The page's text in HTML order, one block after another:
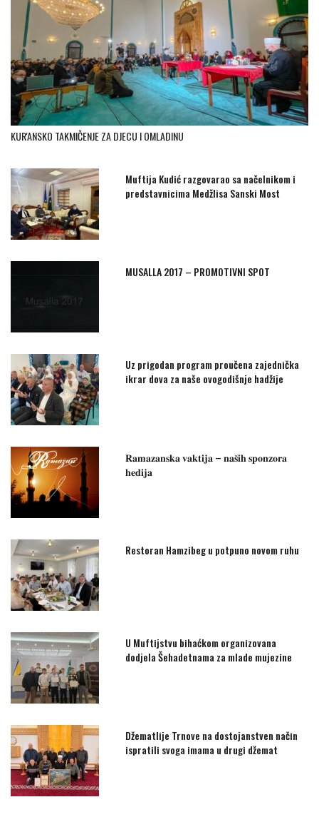
KUR'ANSKO TAKMIČENJE ZA DJECU I OMLADINU
Muftija Kudić razgovarao sa načelnikom i
predstavnicima Medžlisa Sanski Most
MUSALLA 2017 – PROMOTIVNI SPOT
Uz prigodan program proučena zajednička
ikrar dova za naše ovogodišnje hadžije
𝐑𝐚𝐦𝐚𝐳𝐚𝐧𝐬𝐤𝐚 𝐯𝐚𝐤𝐭𝐢𝐣𝐚 – 𝐧𝐚𝐬̌𝐢𝐡 𝐬𝐩𝐨𝐧𝐳𝐨𝐫𝐚
𝐡𝐞𝐝𝐢𝐣𝐚
Restoran Hamzibeg u potpuno novom ruhu
U Muftijstvu bihaćkom organizovana
dodjela Šehadetnama za mlade mujezine
Džematlije Trnove na dostojanstven način
ispratili svoga imama u drugi džemat